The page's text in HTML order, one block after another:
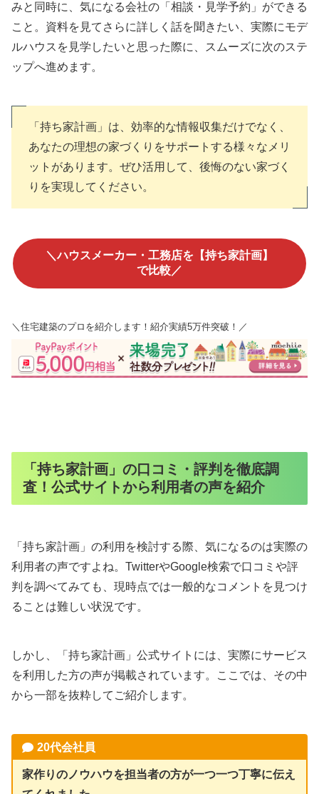
みと同時に、気になる会社の「相談・見学予約」ができる
こと。資料を見てさらに詳しく話を聞きたい、実際にモデ
ルハウスを見学したいと思った際に、スムーズに次のステ
ップへ進めます。
「持ち家計画」は、効率的な情報収集だけでなく、
あなたの理想の家づくりをサポートする様々なメリ
ットがあります。ぜひ活用して、後悔のない家づく
りを実現してください。
＼ハウスメーカー・工務店を【持ち家計画】
で比較／
＼住宅建築のプロを紹介します！紹介実績5万件突破！／
「持ち家計画」の口コミ・評判を徹底調
査！公式サイトから利用者の声を紹介
「持ち家計画」の利用を検討する際、気になるのは実際の
利用者の声ですよね。TwitterやGoogle検索で口コミや評
判を調べてみても、現時点では一般的なコメントを見つけ
ることは難しい状況です。
しかし、「持ち家計画」公式サイトには、実際にサービス
を利用した方の声が掲載されています。ここでは、その中
から一部を抜粋してご紹介します。
20代会社員
家作りのノウハウを担当者の方が一つ一つ丁寧に伝え